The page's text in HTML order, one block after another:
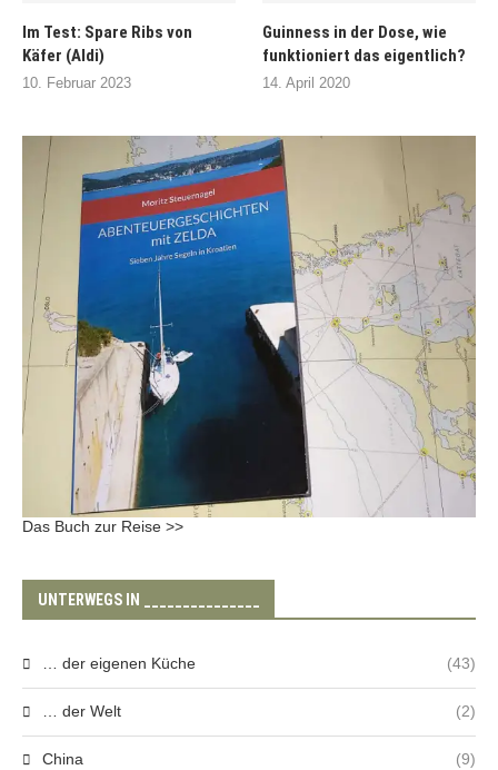
Im Test: Spare Ribs von
Käfer (Aldi)
10. Februar 2023
Guinness in der Dose, wie
funktioniert das eigentlich?
14. April 2020
Das Buch zur Reise >>
UNTERWEGS IN _______________
… der eigenen Küche (43)
… der Welt (2)
China (9)